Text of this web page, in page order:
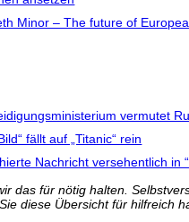
Minor – The future of
vermutet
fällt auf „Titanic“ rein
Nachricht versehentlich in
das für nötig halten.
diese Übersicht für hilfreich